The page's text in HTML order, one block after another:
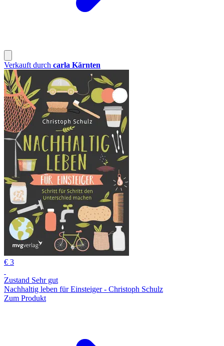
Verkauft durch carla Kärnten
€ 3
Zustand Sehr gut
Nachhaltig leben für Einsteiger - Christoph Schulz
Zum Produkt